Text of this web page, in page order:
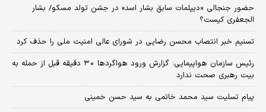
حضور جنجالی «دیپلمات سابق بشار اسد» در جشن تولد مسکو/ بشار
الجعفری کیست؟
تسنیم خبر انتصاب محسن رضایی در شورای عالی امنیت ملی را حذف کرد
رئیس سازمان هواپیمایی: گزارش ورود هواگردها ٣٠ دقیقه قبل از حمله به
بیت رهبری صحت ندارد
پیام تسلیت سید محمد خاتمی به سید حسن خمینی